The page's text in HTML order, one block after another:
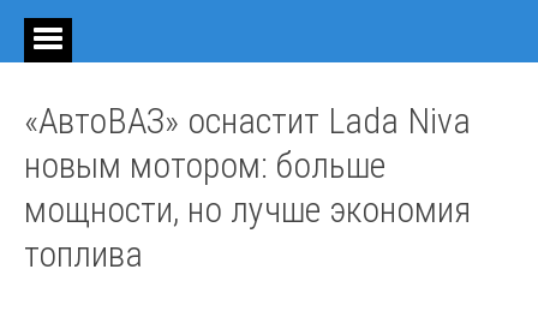
«АвтоВАЗ» оснастит Lada Niva
новым мотором: больше
мощности, но лучше экономия
топлива